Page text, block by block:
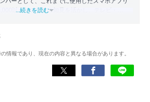
以上。アプリの知見を活かし、テレビ・
紹介）、TBS『サタプラ』（スマホライフが変
リ）他
...続きを読む
情報であり、現在の内容と異なる場合があります。